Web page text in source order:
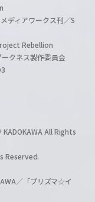
ディアワークス刊／S
Rebellion
クネス製作委員会
KADOKAWA All Rights
Reserved.
／「プリズマ☆イ